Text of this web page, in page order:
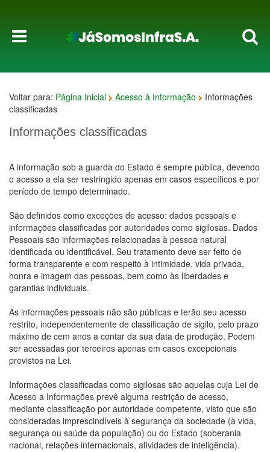
Voltar para: Página Inicial Acesso à Informação
Informações
classificadas
Informações classificadas
A informação sob a guarda do Estado é sempre pública, devendo
o acesso a ela ser restringido apenas em casos específicos e por
período de tempo determinado.
São definidos como exceções de acesso: dados pessoais e
informações classificadas por autoridades como sigilosas. Dados
Pessoais são informações relacionadas à pessoa natural
identificada ou identificável. Seu tratamento deve ser feito de
forma transparente e com respeito à intimidade, vida privada,
honra e imagem das pessoas, bem como às liberdades e
garantias individuais.
As informações pessoais não são públicas e terão seu acesso
restrito, independentemente de classificação de sigilo, pelo prazo
máximo de cem anos a contar da sua data de produção. Podem
ser acessadas por terceiros apenas em casos excepcionais
previstos na Lei.
Informações classificadas como sigilosas são aquelas cuja Lei de
Acesso a Informações prevê alguma restrição de acesso,
mediante classificação por autoridade competente, visto que são
consideradas imprescindíveis à segurança da sociedade (à vida,
segurança ou saúde da população) ou do Estado (soberania
nacional, relações internacionais, atividades de inteligência).